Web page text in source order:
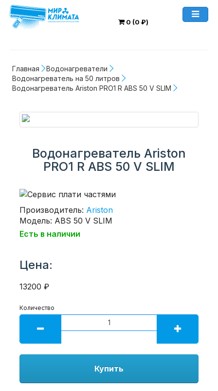
0 (0 ₽)
Главная
Водонагреватели
Водонагреватель на 50 литров
Водонагреватель Ariston PRO1 R ABS 50 V SLIM
Водонагреватель Ariston
PRO1 R ABS 50 V SLIM
Производитель: Ariston
Модель: ABS 50 V SLIM
Есть в наличии
Цена:
13200 ₽
Количество
Купить